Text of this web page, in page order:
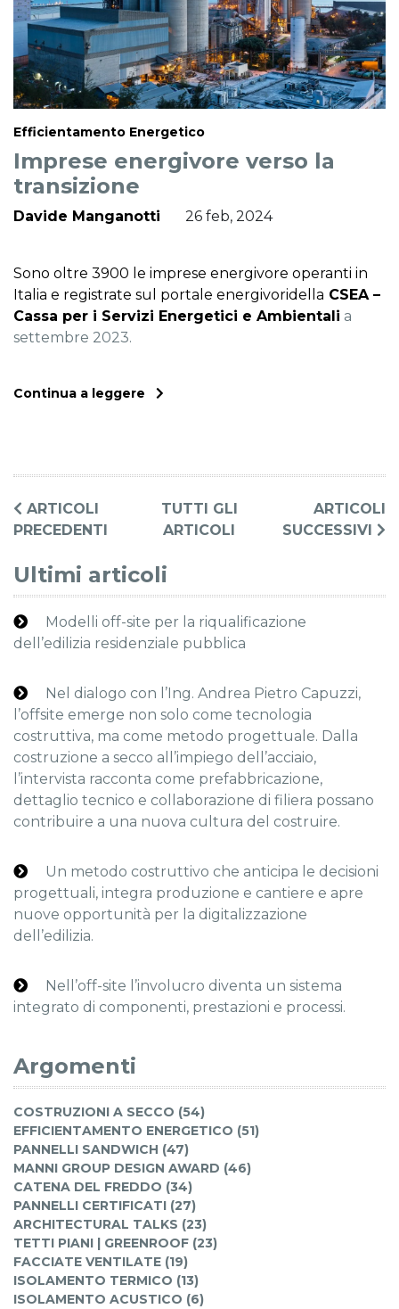
Efficientamento Energetico
Imprese energivore verso la
transizione
Davide Manganotti 26 feb, 2024
Sono oltre 3900 le imprese energivore operanti in
Italia e registrate sul portale energivoridella CSEA –
Cassa per i Servizi Energetici e Ambientali a
settembre 2023.
Continua a leggere
ARTICOLI
PRECEDENTI
TUTTI GLI
ARTICOLI
ARTICOLI
SUCCESSIVI
Ultimi articoli
Modelli off-site per la riqualificazione
dell’edilizia residenziale pubblica
Nel dialogo con l’Ing. Andrea Pietro Capuzzi,
l’offsite emerge non solo come tecnologia
costruttiva, ma come metodo progettuale. Dalla
costruzione a secco all’impiego dell’acciaio,
l’intervista racconta come prefabbricazione,
dettaglio tecnico e collaborazione di filiera possano
contribuire a una nuova cultura del costruire.
Un metodo costruttivo che anticipa le decisioni
progettuali, integra produzione e cantiere e apre
nuove opportunità per la digitalizzazione
dell’edilizia.
Nell’off-site l’involucro diventa un sistema
integrato di componenti, prestazioni e processi.
Argomenti
COSTRUZIONI A SECCO (54)
EFFICIENTAMENTO ENERGETICO (51)
PANNELLI SANDWICH (47)
MANNI GROUP DESIGN AWARD (46)
CATENA DEL FREDDO (34)
PANNELLI CERTIFICATI (27)
ARCHITECTURAL TALKS (23)
TETTI PIANI | GREENROOF (23)
FACCIATE VENTILATE (19)
ISOLAMENTO TERMICO (13)
ISOLAMENTO ACUSTICO (6)